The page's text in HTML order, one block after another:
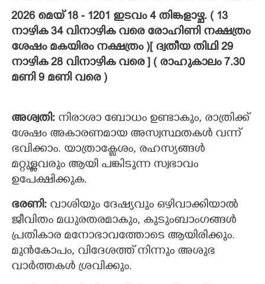
CONTACT US
2026 മെയ് 18 - 1201 ഇടവം 4 തിങ്കളാഴ്ച. ( 13
നാഴിക 34 വിനാഴിക വരെ രോഹിണി നക്ഷത്രം
ശേഷം മകയിരം നക്ഷത്രം )[ ദ്വതീയ തിഥി 29
നാഴിക 28 വിനാഴിക വരെ ] ( രാഹുകാലം 7.30
മണി 9 മണി വരെ )
അശ്വതി: നിരാശാ ബോധം ഉണ്ടാകും, രാത്രിക്ക്
ശേഷം അകാരണമായ അസ്വസ്ഥതകൾ വന്ന്
ഭവിക്കാം. യാത്രാക്ലേശം, രഹസ്യങ്ങള്‍
മറ്റുള്ളവരും ആയി പങ്കിടുന്ന സ്വഭാവം
ഉപേക്ഷിക്കുക.
ഭരണി: വാശിയും ദേഷ്യവും ഒഴിവാക്കിയാല്‍
ജീവിതം മധുരതരമാകും, കുടുംബാംഗങ്ങള്‍
പ്രതികാര മനോഭാവത്തോടെ ആയിരിക്കും.
മുന്‍കോപം, വിദേശത്ത് നിന്നും അശുഭ
വാര്‍ത്തകള്‍ ശ്രവിക്കും.